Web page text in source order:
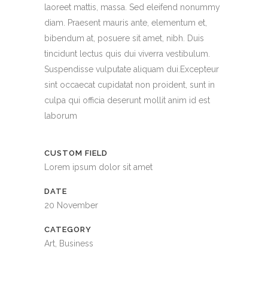
laoreet mattis, massa. Sed eleifend nonummy
diam. Praesent mauris ante, elementum et,
bibendum at, posuere sit amet, nibh. Duis
tincidunt lectus quis dui viverra vestibulum.
Suspendisse vulputate aliquam dui.Excepteur
sint occaecat cupidatat non proident, sunt in
culpa qui officia deserunt mollit anim id est
laborum
CUSTOM FIELD
Lorem ipsum dolor sit amet
DATE
20 November
CATEGORY
Art, Business